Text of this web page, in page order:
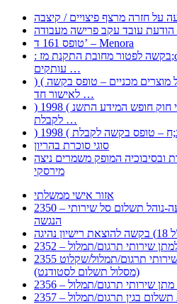
טופס 161 ד’ – Menora
: בקשה לפטור מחובת התקנת מז;quot&ח 3 טופס מספר ים ב
עותקים …
) ( פעמי להקלטת יצירות על מוצרים מכניים – טופס בקשה
לאישור חד …
) 1998 ( לפי חוק חופש המידע התשנ;quot&ח – טופס בקשה
לקבלת …
סוגי סוכרת בהריון
ובסיבוכיה המופק משמרים ניצה
מירסקי
אזור אישי ממשלתי
2350 – מידע לסטודנט עם לקות שמיעה-נוהל תשלום סל שירותי
הנגשה
למתן שירותי תרגום/תמלול
2355 דרישה לתשלום עבור מתן שירותי תרגום/תמלול/שקלוט
(מסלול תשלום לסטודנט)
מתן שירותי תרגום/תמלול
תשלום בגין תרגום/תמלול